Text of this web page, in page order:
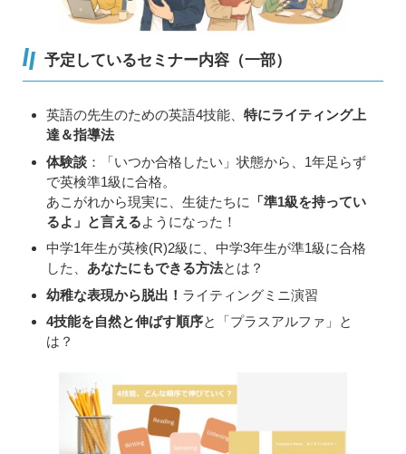
予定しているセミナー内容（一部）
英語の先生のための英語4技能、特にライティング上
達＆指導法
体験談 ：「いつか合格したい」状態から、1年足らず
で英検準1級に合格。
あこがれから現実に、生徒たちに
「準1級を持ってい
るよ」と言えるようになった！
中学1年生が英検(R)2級に、中学3年生が準1級に合格
した、 あなたにもできる方法とは？
幼稚な表現から脱出！ ライティングミニ演習
4技能を自然と伸ばす順序と「プラスアルファ」と
は？